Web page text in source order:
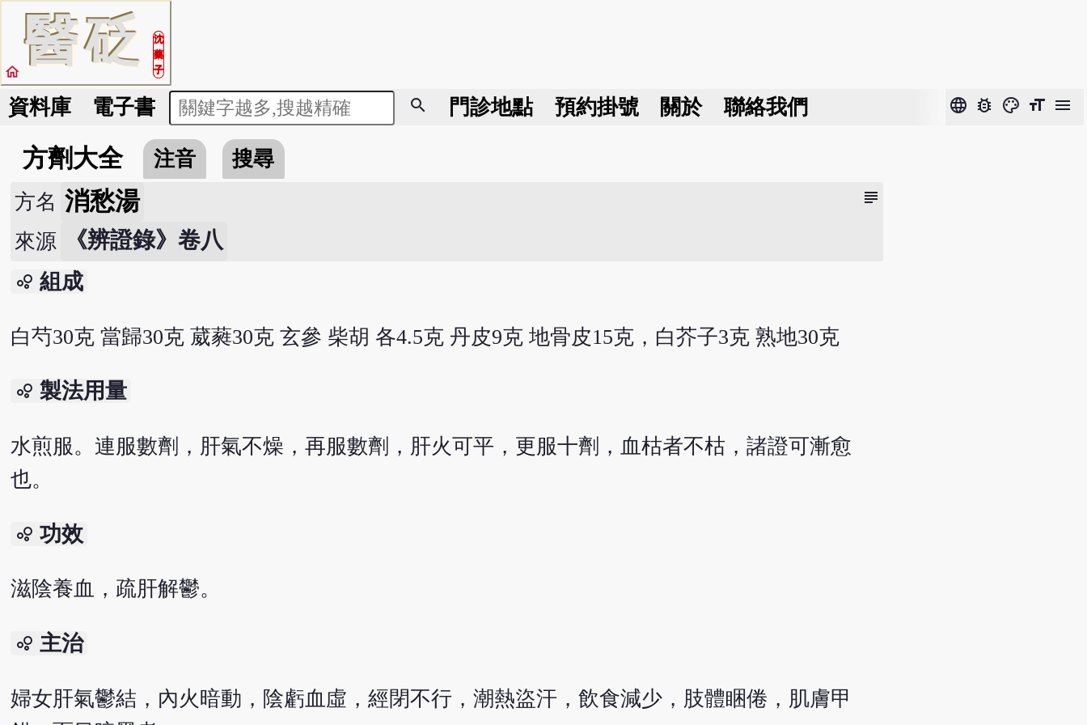
醫砭
沈
藥
子
home
資料庫 電子書 search 門診地點 預約掛號 關於 聯絡我們 language bug_report color_lens format_size menu
方劑大全 注音 搜尋
subject
方名 消愁湯
來源 《辨證錄》卷八
bubble_chart 組成
白芍30克 當歸30克 葳蕤30克 玄參 柴胡 各4.5克 丹皮9克 地骨皮15克，白芥子3克 熟地30克
bubble_chart 製法用量
水煎服。連服數劑，肝氣不燥，再服數劑，肝火可平，更服十劑，血枯者不枯，諸證可漸愈
也。
bubble_chart 功效
滋陰養血，疏肝解鬱。
bubble_chart 主治
婦女肝氣鬱結，內火暗動，陰虧血虛，經閉不行，潮熱盜汗，飲食減少，肢體睏倦，肌膚甲